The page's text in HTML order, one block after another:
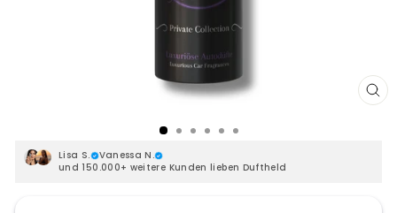
Lisa S.
Vanessa N.
und 150.000+ weitere Kunden lieben Duftheld